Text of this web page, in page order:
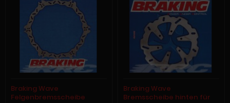
Braking Wave
Felgenbremsscheibe
Braking Wave
Bremsscheibe hinten für